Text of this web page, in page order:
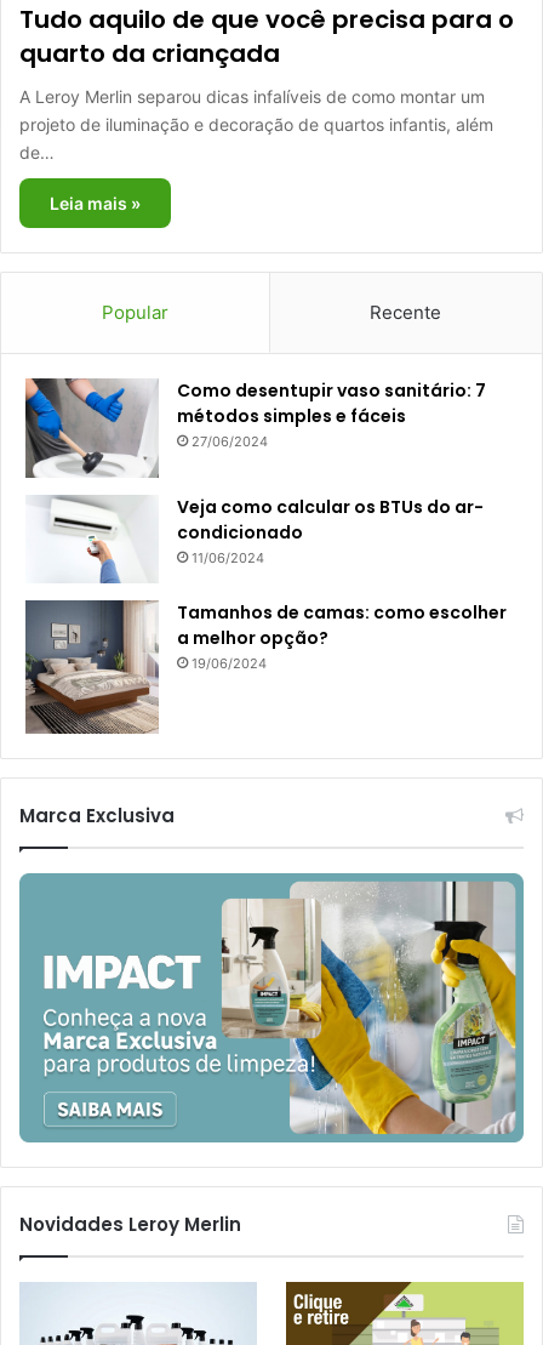
Tudo aquilo de que você precisa para o
quarto da criançada
A Leroy Merlin separou dicas infalíveis de como montar um
projeto de iluminação e decoração de quartos infantis, além
de…
Leia mais »
Popular Recente
Como desentupir vaso sanitário: 7
métodos simples e fáceis
27/06/2024
Veja como calcular os BTUs do ar-
condicionado
11/06/2024
Tamanhos de camas: como escolher
a melhor opção?
19/06/2024
Marca Exclusiva
Novidades Leroy Merlin